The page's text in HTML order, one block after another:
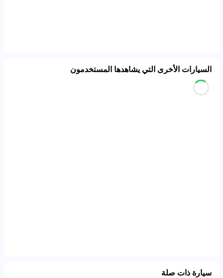
السيارات الأخرى التي يشاهدها المستخدمون
سيارة ذات صلة